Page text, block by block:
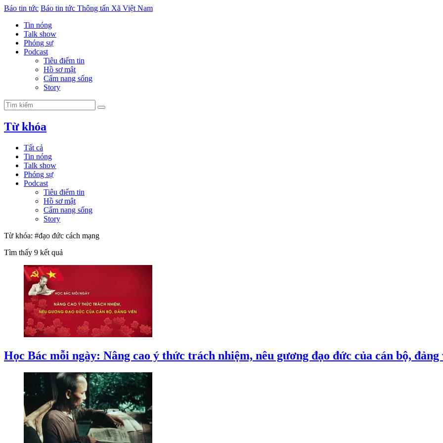
Báo tin tức Báo tin tức Thông tấn Xã Việt Nam
Tin nóng
Talk show
Phóng sự
Podcast
Tiêu điểm tin
Hồ sơ mật
Cẩm nang sống
Story
Từ khóa
Tất cả
Tin nóng
Talk show
Phóng sự
Podcast
Tiêu điểm tin
Hồ sơ mật
Cẩm nang sống
Story
Từ khóa: #đạo đức cách mạng
Tìm thấy 9 kết quả
Học Bác mỗi ngày: Nâng cao ý thức trách nhiệm, nêu gương đạo đức của cán bộ, đảng